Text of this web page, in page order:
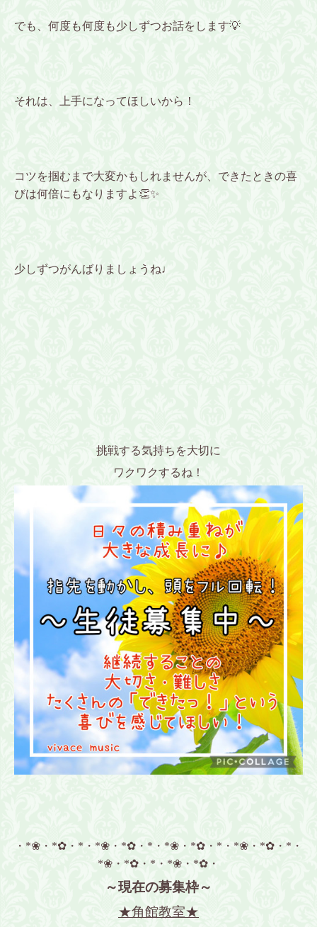
でも、何度も何度も少しずつお話をします💡
それは、上手になってほしいから！
コツを掴むまで大変かもしれませんが、できたときの喜
びは何倍にもなりますよ👏✨
少しずつがんばりましょうね♩
挑戦する気持ちを大切に
ワクワクするね！
・*❀・*✿・*・*❀・*✿・*・*❀・*✿・*・*❀・*✿・*・
*❀・*✿・*・*❀・*✿・
～現在の募集枠～
★角館教室★